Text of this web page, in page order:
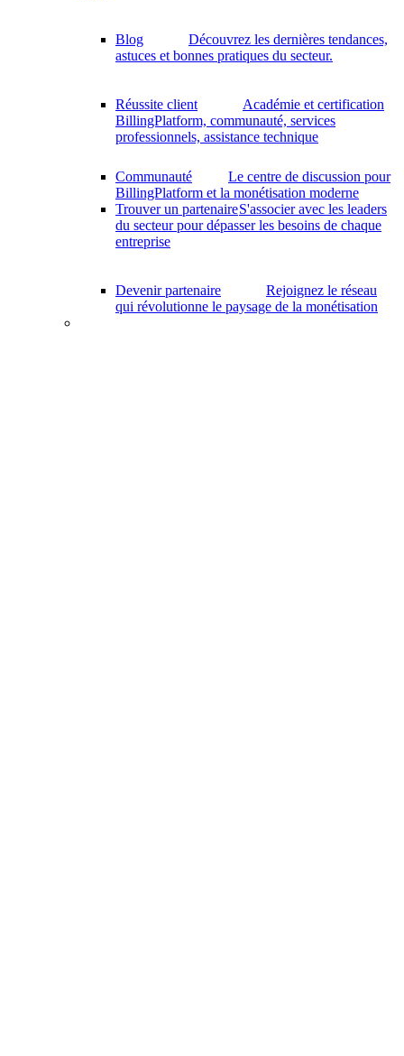
Blog
Découvrez les dernières tendances,
astuces et bonnes pratiques du secteur.
Réussite client
Académie et certification
BillingPlatform, communauté, services
professionnels, assistance technique
Communauté
Le centre de discussion pour
BillingPlatform et la monétisation moderne
Trouver un partenaireS'associer avec les leaders
du secteur pour dépasser les besoins de chaque
entreprise
Devenir partenaire
Rejoignez le réseau
qui révolutionne le paysage de la monétisation